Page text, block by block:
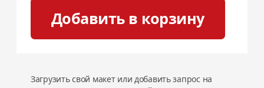
Добавить в корзину
Загрузить свой макет или добавить запрос на